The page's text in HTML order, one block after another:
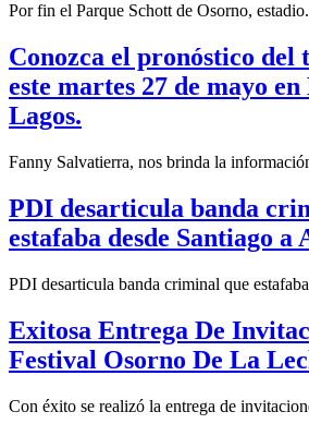
Por fin el Parque Schott de Osorno,
Conozca el pronóstico del
este martes 27 de mayo
Lagos.
Fanny Salvatierra, nos brinda la
PDI desarticula banda
estafaba desde Santiago a
PDI desarticula banda criminal que
Exitosa Entrega De
Festival Osorno De La
Con éxito se realizó la entrega de